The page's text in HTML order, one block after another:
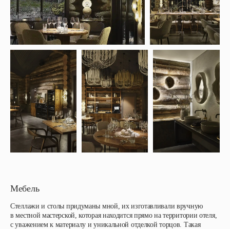
Мебель
Стеллажи и столы придуманы мной, их изготавливали вручную
в местной мастерской, которая находится прямо на территории отеля,
с уважением к материалу и уникальной отделкой торцов. Такая